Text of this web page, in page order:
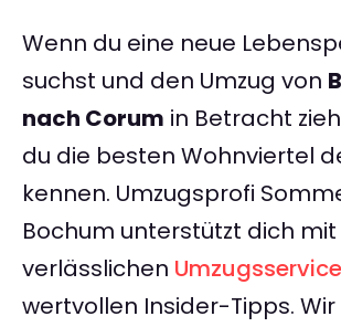
Wenn du eine neue
suchst und den Umzug von
nach Corum in Betracht
du die besten Wohnviertel
kennen. Umzugsprofi
Bochum unterstützt dich mit
verlässlichen Umzugsservice
wertvollen Insider-Tipps.